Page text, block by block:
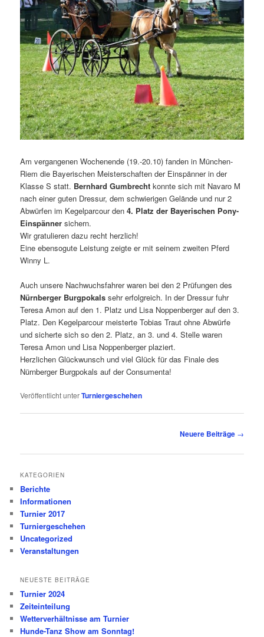
Am vergangenen Wochenende (19.-20.10) fanden in München-
Riem die Bayerischen Meisterschaften der Einspänner in der
Klasse S statt. Bernhard Gumbrecht konnte sich mit Navaro M
nach einer guten Dressur, dem schwierigen Gelände und nur 2
Abwürfen im Kegelparcour den4. Platz der Bayerischen Pony-
Einspänner sichern.
Wir gratulieren dazu recht herzlich!
Eine ebensogute Leistung zeigte er mit seinem zweiten Pferd
Winny L.
Auch unsere Nachwuchsfahrer waren bei den 2 Prüfungen des
Nürnberger Burgpokals sehr erfolgreich. In der Dressur fuhr
Teresa Amon auf den 1. Platz und Lisa Noppenberger auf den 3.
Platz. Den Kegelparcour meisterte Tobias Traut ohne Abwürfe
und sicherte sich so den 2. Platz, an 3. und 4. Stelle waren
Teresa Amon und Lisa Noppenberger plaziert.
Herzlichen Glückwunsch und viel Glück für das Finale des
Nürnberger Burgpokals auf der Consumenta!
Veröffentlicht unterTurniergeschehen
Neuere Beiträge →
KATEGORIEN
Berichte
Informationen
Turnier 2017
Turniergeschehen
Uncategorized
Veranstaltungen
NEUESTE BEITRÄGE
Turnier 2024
Zeiteinteilung
Wetterverhältnisse am Turnier
Hunde-Tanz Show am Sonntag!